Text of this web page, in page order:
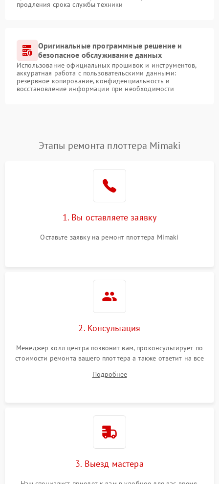
продления срока службы техники
Оригинальные программные решение и
безопасное обслуживание данных
Использование официальных прошивок и инструментов,
аккуратная работа с пользовательскими данными:
резервное копирование, конфиденциальность и
восстановление информации при необходимости
Этапы ремонта плоттера Mimaki
1. Вы оставляете заявку
Оставьте заявку на ремонт плоттера Mimaki
2. Консультация
Менеджер колл центра позвонит вам, проконсультирует по
стоимости ремонта вашего плоттера а также ответит на все
Подробнее
3. Выезд мастера